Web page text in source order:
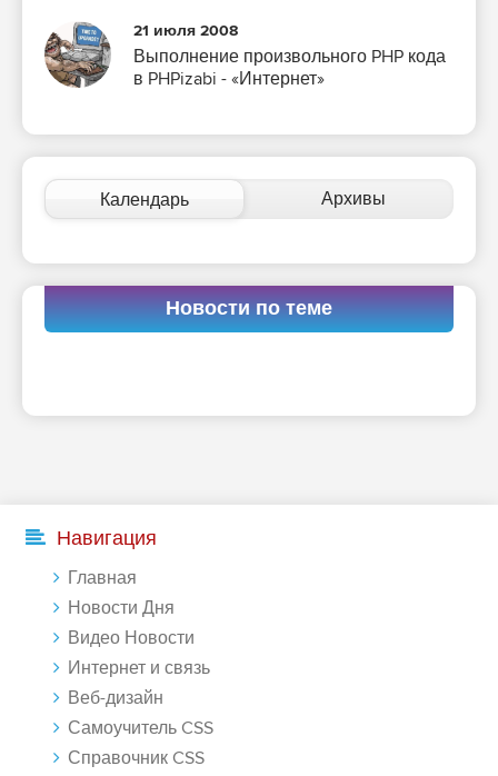
21 июля 2008
Выполнение произвольного PHP кода
в PHPizabi - «Интернет»
Календарь Архивы
Новости по теме
Навигация
Главная
Новости Дня
Видео Новости
Интернет и связь
Веб-дизайн
Самоучитель CSS
Справочник CSS